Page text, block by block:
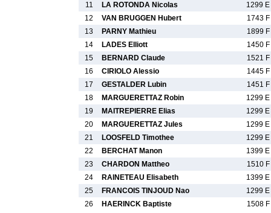
11
LA ROTONDA Nicolas
1299 E
12
VAN BRUGGEN Hubert
1743 F
13
PARNY Mathieu
1899 F
14
LADES Elliott
1450 F
15
BERNARD Claude
1521 F
16
CIRIOLO Alessio
1445 F
17
GESTALDER Lubin
1451 F
18
MARGUERETTAZ Robin
1299 E
19
MAITREPIERRE Elias
1299 E
20
MARGUERETTAZ Jules
1299 E
21
LOOSFELD Timothee
1299 E
22
BERCHAT Manon
1399 E
23
CHARDON Mattheo
1510 F
24
RAINETEAU Elisabeth
1399 E
25
FRANCOIS TINJOUD Nao
1299 E
26
HAERINCK Baptiste 1508 F